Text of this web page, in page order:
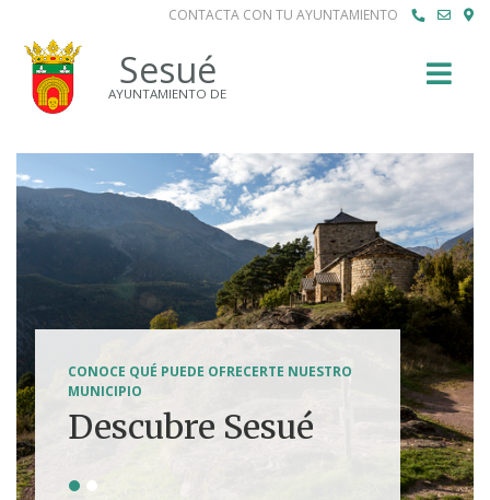
CONTACTA CON TU AYUNTAMIENTO
Sesué
AYUNTAMIENTO DE
CONOCE QUÉ PUEDE OFRECERTE NUESTRO
MUNICIPIO
Descubre Sesué
Tierra de
aventuras